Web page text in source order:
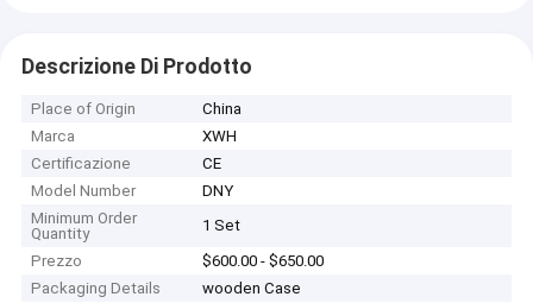
Descrizione Di Prodotto
Place of Origin
China
Marca
XWH
Certificazione
CE
Model Number
DNY
Minimum Order
Quantity
1 Set
Prezzo
$600.00 - $650.00
Packaging Details
wooden Case